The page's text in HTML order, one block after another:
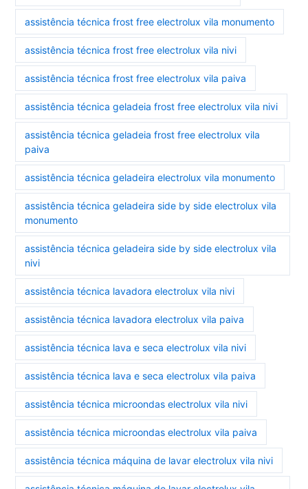
assistência técnica frost free electrolux vila monumento
assistência técnica frost free electrolux vila nivi
assistência técnica frost free electrolux vila paiva
assistência técnica geladeia frost free electrolux vila nivi
assistência técnica geladeia frost free electrolux vila
paiva
assistência técnica geladeira electrolux vila monumento
assistência técnica geladeira side by side electrolux vila
monumento
assistência técnica geladeira side by side electrolux vila
nivi
assistência técnica lavadora electrolux vila nivi
assistência técnica lavadora electrolux vila paiva
assistência técnica lava e seca electrolux vila nivi
assistência técnica lava e seca electrolux vila paiva
assistência técnica microondas electrolux vila nivi
assistência técnica microondas electrolux vila paiva
assistência técnica máquina de lavar electrolux vila nivi